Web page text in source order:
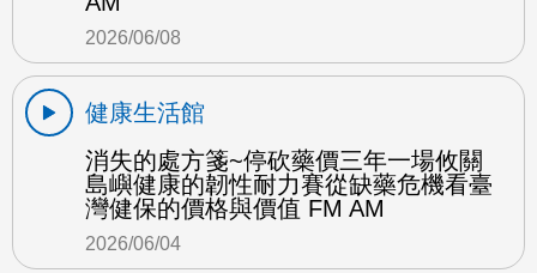
2026/06/08
健康生活館
消失的處方箋~停砍藥價三年一場攸關
島嶼健康的韌性耐力賽從缺藥危機看臺
灣健保的價格與價值 FM AM
2026/06/04